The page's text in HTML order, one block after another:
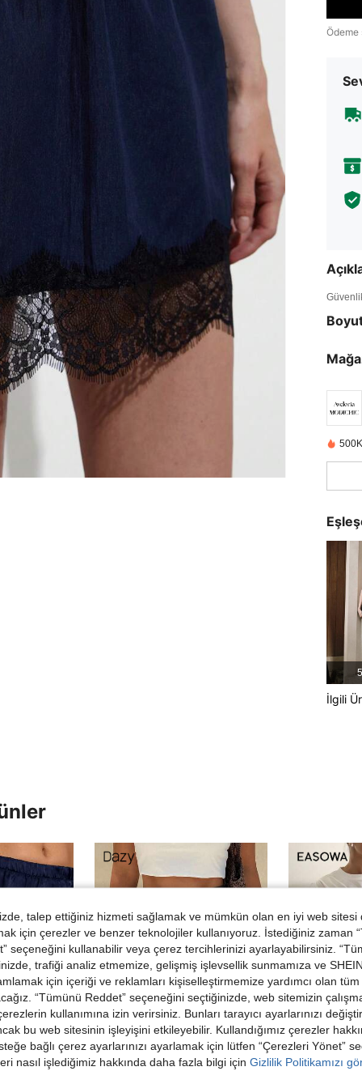
Ödeme
İlgili
talep ettiğiniz hizmeti sağlamak ve mümkün olan en iyi web sitesi
için çerezler ve benzer teknolojiler kullanıyoruz. İstediğiniz zaman
seçeneğini kullanabilir veya çerez tercihlerinizi ayarlayabilirsiniz.
trafiği analiz etmemize, gelişmiş işlevsellik sunmamıza ve
için içeriği ve reklamları kişiselleştirmemize yardımcı olan tüm
“Tümünü Reddet” seçeneğini seçtiğinizde, web sitemizin
kullanımına izin verirsiniz. Bunları tarayıcı ayarlarınızı
bu web sitesinin işleyişini etkileyebilir. Kullandığımız çerezler
bağlı çerez ayarlarınızı ayarlamak için lütfen “Çerezleri Yönet”
nasıl işlediğimiz hakkında daha fazla bilgi için Gizlilik Politikamızı